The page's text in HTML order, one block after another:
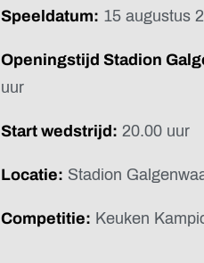
Speeldatum: 15 augustus
Openingstijd Stadion
uur
Start wedstrijd: 20.00 uur
Locatie: Stadion
Competitie: Keuken